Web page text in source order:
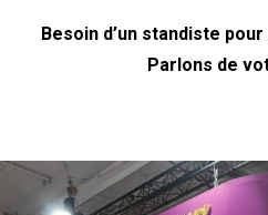
Besoin d’un standiste
Parlons de